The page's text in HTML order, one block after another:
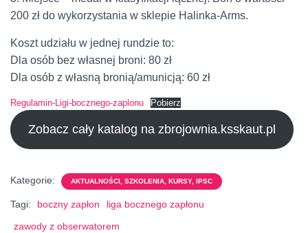
200 zł do wykorzystania w sklepie Halinka-Arms.
Koszt udziału w jednej rundzie to:
Dla osób bez własnej broni: 80 zł
Dla osób z własną bronią/amunicją: 60 zł
Regulamin-Ligi-bocznego-zaplonu Pobierz
Zobacz cały katalog na zbrojownia.ksskaut.pl
Kategorie: AKTUALNOŚCI, SZKOLENIA, KURSY, IPSC
Tagi: boczny zapłon
liga bocznego zapłonu
zawody z obserwatorem